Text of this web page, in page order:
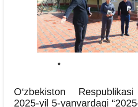
O‘zbekiston
2025-yil 5-yanvardagi